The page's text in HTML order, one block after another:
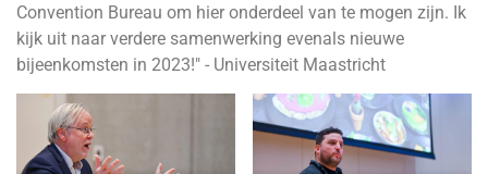
Convention Bureau om hier onderdeel van te mogen zijn. Ik
kijk uit naar verdere samenwerking evenals nieuwe
bijeenkomsten in 2023!" - Universiteit Maastricht